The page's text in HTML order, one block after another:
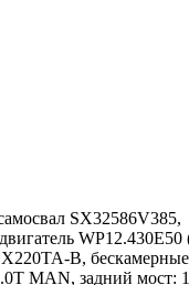
SX32586V385,
WP12.430E50
B, бескамерные
MAN, задний мост: